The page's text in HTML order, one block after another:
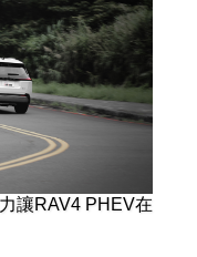
讓RAV4 PHEV在